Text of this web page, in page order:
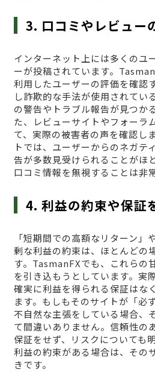
3. 口コミやレビュー
インターネット上には多くのユ
ーが投稿されています。
利用したユーザーの評価を確認
し詐欺的な手法が使用されてい
の警告やトラブル報告が見つか
た、レビューサイトやフォーラ
て、実際の被害者の声を確認し
トでは、ユーザーからのネガテ
告が多数見受けられることがほ
口コミ情報を無視することは非
4. 利益の約束や保証
「短期間での高額なリターン」
剰な利益の約束は、ほとんどの
す。TasmanFXでも、これらの
を引き込もうとしています。実
確実に利益を得られる保証はな
ます。もしもそのサイトが「必
不自然な主張をしている場合、
て間違いありません。信頼性の
保証をせず、リスクについても
利益の約束がある場合は、その
きです。